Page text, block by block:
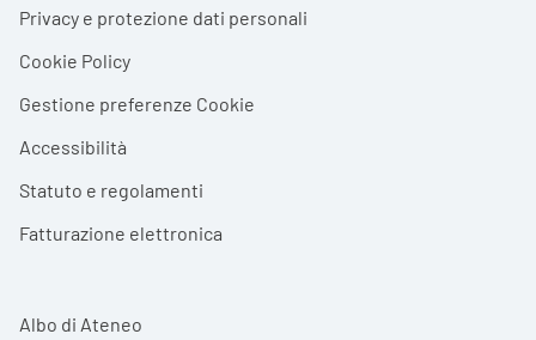
Privacy e protezione dati personali
Cookie Policy
Gestione preferenze Cookie
Accessibilità
Statuto e regolamenti
Fatturazione elettronica
Albo di Ateneo